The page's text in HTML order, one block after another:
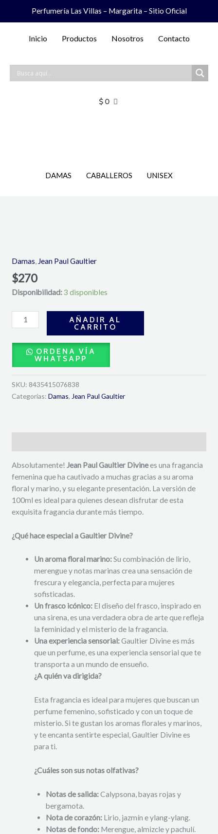
Perfumería Las Villas – Margarita – Sitio Oficial
Inicio Productos Nosotros Contacto
$ 0
DAMAS CABALLEROS UNISEX
Damas Jean Paul Gaultier
$270
Disponibilidad:3 disponibles
Eau
de
Parfum
100ML-
Paul
Gaultier
cantidad
AÑADIR AL
CARRITO
ORDENA VÍA
WHATSAPP
SKU: 8435415076838
Categorías: Damas, Jean Paul Gaultier
Absolutamente! Jean Paul Gaultier Divinees una fragancia
femenina que ha cautivado a muchas gracias a su aroma
floral y marino, y su elegante presentación. La versión de
100ml es ideal para quienes desean disfrutar de esta
exquisita fragancia durante más tiempo.
¿Qué hace especial a Gaultier Divine?
Un aroma floral marino:Su combinación de lirio,
merengue y notas marinas crea una sensación de
frescura y elegancia, perfecta para mujeres
sofisticadas.
Un frasco icónico: El diseño del frasco, inspirado en
una sirena, es una verdadera obra de arte que refleja
la feminidad y el misterio de la fragancia.
Una experiencia sensorial:Gaultier Divine es más
que un perfume, es una experiencia sensorial que te
transporta a un mundo de ensueño.
¿A quién va dirigida?
Esta fragancia es ideal para mujeres que buscan un
perfume femenino, sofisticado y con un toque de
misterio. Si te gustan los aromas florales y marinos,
y te encanta sentirte especial, Gaultier Divine es
para ti.
¿Cuáles son sus notas olfativas?
Notas de salida:Calypsona, bayas rojas y
bergamota.
Nota de corazón:Lirio, jazmín e ylang-ylang.
Notas de fondo:Merengue, almizcle y pachulí.